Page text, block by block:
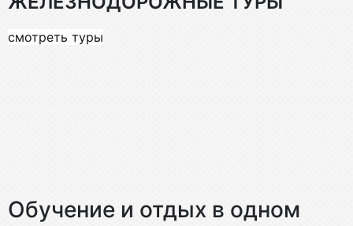
смотреть туры
Обучение и отдых в одном